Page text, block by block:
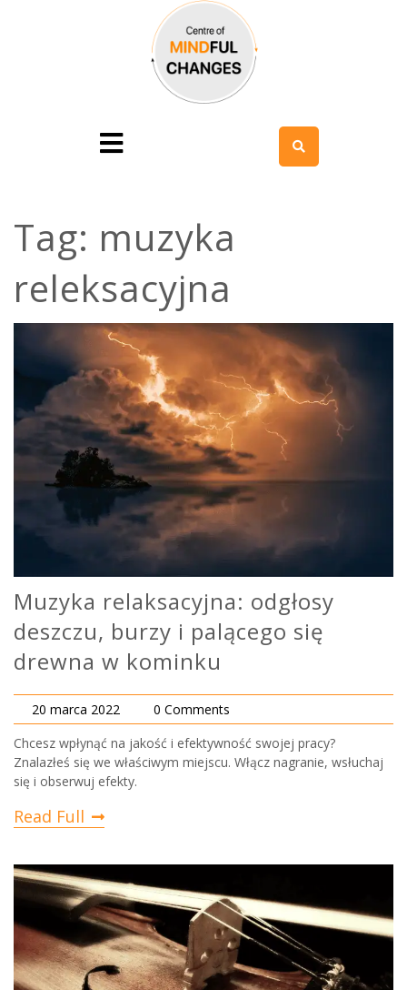
Tag: muzyka
releksacyjna
Muzyka relaksacyjna: odgłosy
deszczu, burzy i palącego się
drewna w kominku
20 marca 2022
0 Comments
Chcesz wpłynąć na jakość i efektywność swojej pracy?
Znalazłeś się we właściwym miejscu. Włącz nagranie, wsłuchaj
się i obserwuj efekty.
Read Full